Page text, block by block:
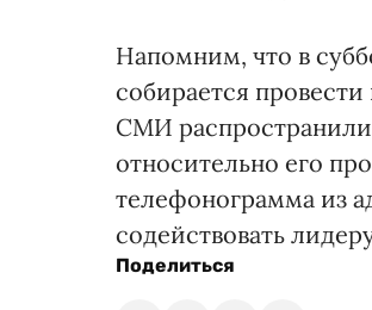
Напомним, что в
собирается
СМИ
относительно его
телефонограмма из
содействовать
Поделиться